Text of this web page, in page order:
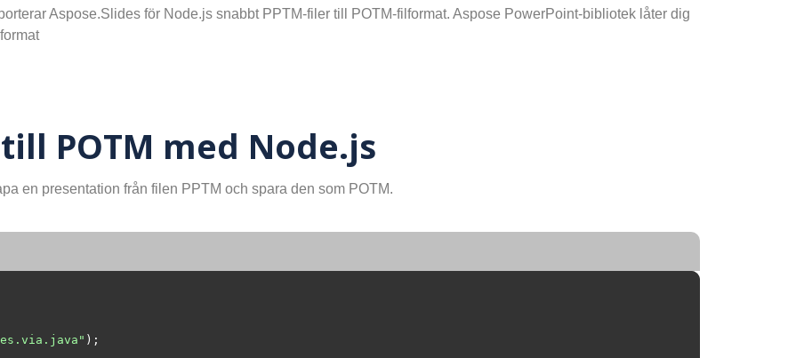
Aspose.Slides för Node.js snabbt PPTM-filer till POTM-filformat. Aspose PowerPoint-bibliotek låter dig
POTM med Node.js
en presentation från filen PPTM och spara den som POTM.